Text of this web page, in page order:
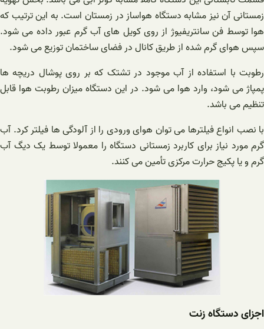
زمستانی آن نیز مشابه دستگاه هواساز در زمستان است. به این ترتیب که
هوا توسط فن سانتریفیوژ از روی کویل های آب گرم عبور داده می شود.
سپس هوای گرم شده از طریق کانال در فضای ساختمان توزیع می شود.
رطوبت با استفاده از آب موجود در تشتک که بر روی پوشال دریچه ها
پمپاژ می شود، وارد هوا می شود. در این دستگاه میزان رطوبت هوا قابل
تنظیم می باشد.
با نصب انواع فیلترها می توان هوای ورودی را از آلودگی ها فیلتر کرد. آب
گرم مورد نیاز برای کاربرد زمستانی دستگاه را معمولا توسط یک دیگ آب
گرم و یا پکیج حرارت مرکزی تأمین می کنند.
اجزای دستگاه زنت